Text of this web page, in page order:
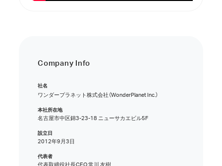
Company Info
社名
ワンダープラネット株式会社 （WonderPlanet Inc.）
本社所在地
名古屋市中区錦3-23-18 ニューサカエビル5F
設立日
2012年9月3日
代表者